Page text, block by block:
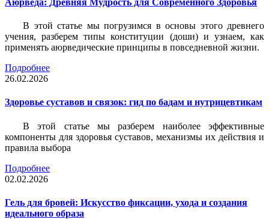
В этой статье мы погрузимся в основы этого древнего
учения, разберем типы конституции (доши) и узнаем, как
применять аюрведические принципы в повседневной жизни.
Подробнее
26.02.2026
Здоровье суставов и связок: гид по бадам и нутрицевтикам
В этой статье мы разберем наиболее эффективные
компоненты для здоровья суставов, механизмы их действия и
правила выбора
Подробнее
02.02.2026
Гель для бровей: Искусство фиксации, ухода и создания
идеального образа